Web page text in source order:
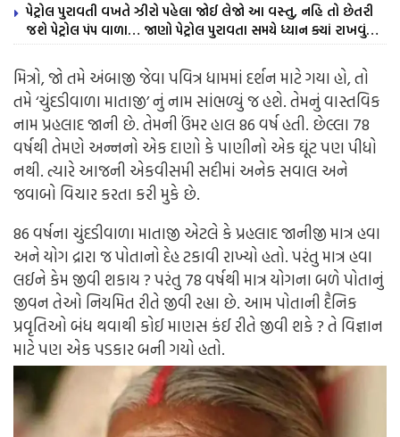
પેટ્રોલ પુરાવતી વખતે ઝીરો પહેલા જોઈ લેજો આ વસ્તુ, નહિ તો છેતરી
જશે પેટ્રોલ પંપ વાળા… જાણો પેટ્રોલ પુરાવતા સમયે ધ્યાન ક્યાં રાખવું…
મિત્રો, જો તમે અંબાજી જેવા પવિત્ર ધામમાં દર્શન માટે ગયા હો, તો
તમે ‘ચુંદડીવાળા માતાજી’ નું નામ સાંભળ્યું જ હશે. તેમનું વાસ્તવિક
નામ પ્રહલાદ જાની છે. તેમની ઉંમર હાલ 86 વર્ષ હતી. છેલ્લા 78
વર્ષથી તેમણે અન્નનો એક દાણો કે પાણીનો એક ઘૂંટ પણ પીધો
નથી. ત્યારે આજની એકવીસમી સદીમાં અનેક સવાલ અને
જવાબો વિચાર કરતા કરી મુકે છે.
86 વર્ષના ચુંદડીવાળા માતાજી એટલે કે પ્રહલાદ જાનીજી માત્ર હવા
અને યોગ દ્રારા જ પોતાનો દેહ ટકાવી રાખ્યો હતો. પરંતુ માત્ર હવા
લઈને કેમ જીવી શકાય ? પરંતુ 78 વર્ષથી માત્ર યોગના બળે પોતાનું
જીવન તેઓ નિયમિત રીતે જીવી રહ્યા છે. આમ પોતાની દૈનિક
પ્રવૃતિઓ બંધ થવાથી કોઈ માણસ કંઈ રીતે જીવી શકે ? તે વિજ્ઞાન
માટે પણ એક પડકાર બની ગયો હતો.